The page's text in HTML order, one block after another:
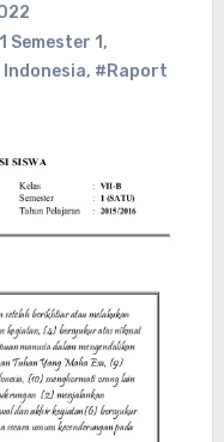
Semester 1,
Indonesia, #Raport